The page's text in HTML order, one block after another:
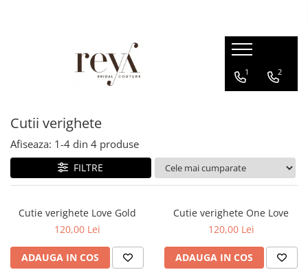
Rochii de seara
Rochii domnisoare de onoare
Rochii cununie civila
Rochii banchet
Jachete mireasa
Bratari
Esarfe
Halate
Seturi dezgatit
Voalete
Voaluri
Balerini
Papuci de casa
Pantofi
Cutii verighete
1 2
Cutii verighete
Afiseaza: 1-4 din 4 produse
FILTRE
Cutie verighete Love Gold
120,00 Lei
ADAUGA IN COS
Cutie verighete One Love
120,00 Lei
ADAUGA IN COS